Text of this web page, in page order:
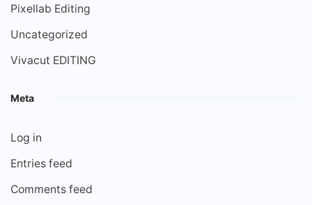
Pixellab Editing
Uncategorized
Vivacut EDITING
Meta
Log in
Entries feed
Comments feed